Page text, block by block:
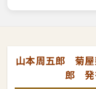
山本周五郎 菊
郎 発